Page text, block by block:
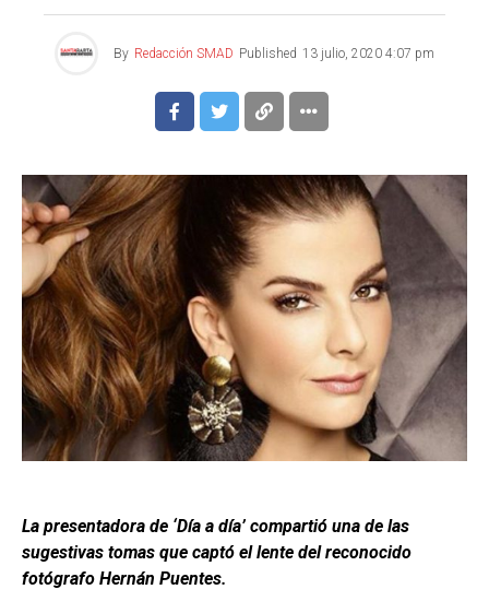
By Redacción SMAD Published 13 julio, 2020 4:07 pm
La presentadora de ‘Día a día’ compartió una de las
sugestivas tomas que captó el lente del reconocido
fotógrafo Hernán Puentes.